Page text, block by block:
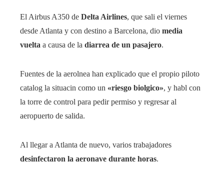
El Airbus A350 de Delta Airlines, que sali el viernes
desde Atlanta y con destino a Barcelona, dio media
vuelta a causa de la diarrea de un pasajero.
Fuentes de la aerolnea han explicado que el propio piloto
catalog la situacin como un «riesgo biolgico», y habl con
la torre de control para pedir permiso y regresar al
aeropuerto de salida.
Al llegar a Atlanta de nuevo, varios trabajadores
desinfectaron la aeronave durante horas.